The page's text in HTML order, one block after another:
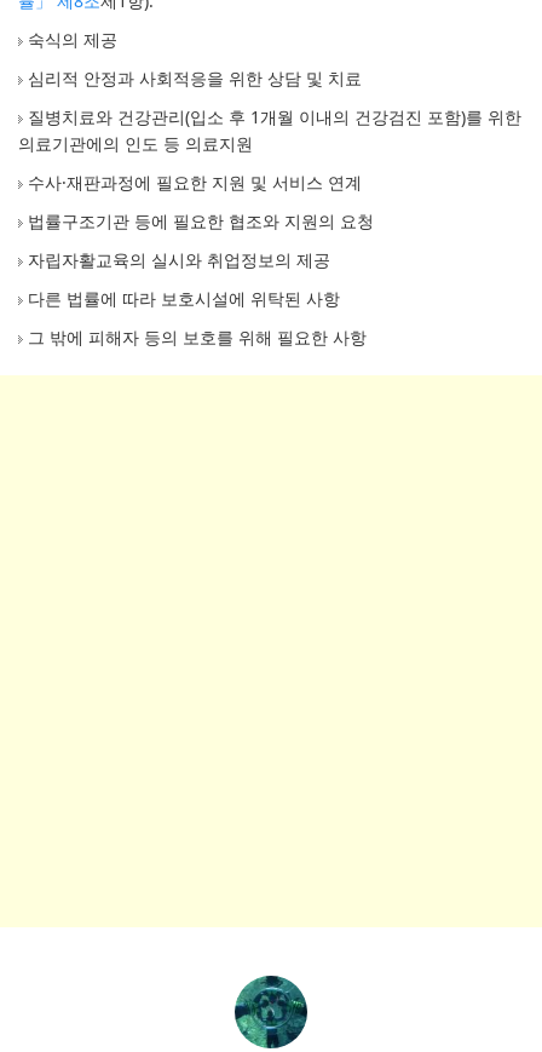
숙식의 제공
심리적 안정과 사회적응을 위한 상담 및 치료
질병치료와 건강관리(입소 후 1개월 이내의 건강검진 포함)를 위한
의료기관에의 인도 등 의료지원
수사·재판과정에 필요한 지원 및 서비스 연계
법률구조기관 등에 필요한 협조와 지원의 요청
자립자활교육의 실시와 취업정보의 제공
다른 법률에 따라 보호시설에 위탁된 사항
그 밖에 피해자 등의 보호를 위해 필요한 사항